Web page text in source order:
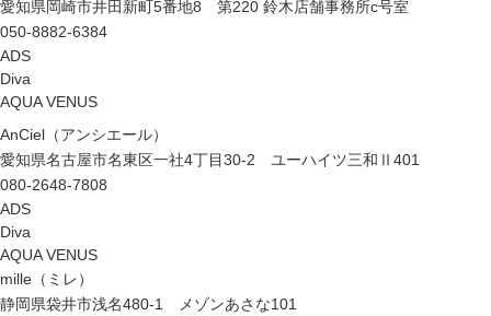
愛知県岡崎市井田新町5番地8 第220 鈴木店舗事務所c号室
050-8882-6384
ADS
Diva
AQUA VENUS
AnCiel（アンシエール）
愛知県名古屋市名東区一社4丁目30-2 ユーハイツ三和Ⅱ401
080-2648-7808
ADS
Diva
AQUA VENUS
mille（ミレ）
静岡県袋井市浅名480-1 メゾンあさな101